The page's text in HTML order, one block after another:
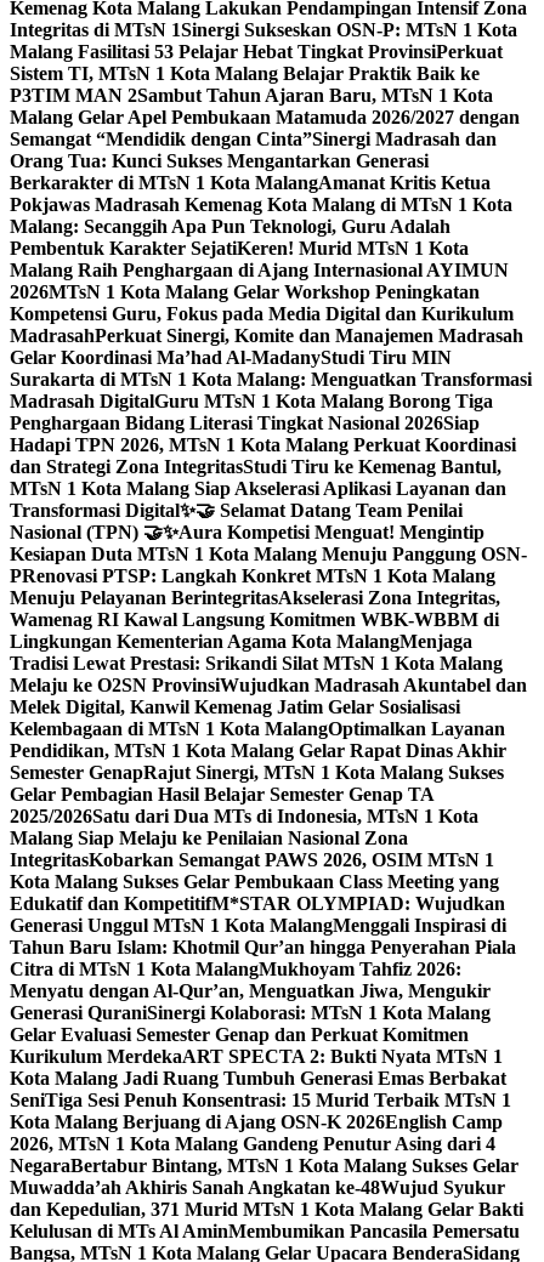
Kemenag Kota Malang Lakukan Pendampingan Intensif Zona
Integritas di MTsN 1Sinergi Sukseskan OSN-P: MTsN 1 Kota
Malang Fasilitasi 53 Pelajar Hebat Tingkat ProvinsiPerkuat
Sistem TI, MTsN 1 Kota Malang Belajar Praktik Baik ke
P3TIM MAN 2Sambut Tahun Ajaran Baru, MTsN 1 Kota
Malang Gelar Apel Pembukaan Matamuda 2026/2027 dengan
Semangat “Mendidik dengan Cinta”Sinergi Madrasah dan
Orang Tua: Kunci Sukses Mengantarkan Generasi
Berkarakter di MTsN 1 Kota MalangAmanat Kritis Ketua
Pokjawas Madrasah Kemenag Kota Malang di MTsN 1 Kota
Malang: Secanggih Apa Pun Teknologi, Guru Adalah
Pembentuk Karakter SejatiKeren! Murid MTsN 1 Kota
Malang Raih Penghargaan di Ajang Internasional AYIMUN
2026MTsN 1 Kota Malang Gelar Workshop Peningkatan
Kompetensi Guru, Fokus pada Media Digital dan Kurikulum
MadrasahPerkuat Sinergi, Komite dan Manajemen Madrasah
Gelar Koordinasi Ma’had Al-MadanyStudi Tiru MIN
Surakarta di MTsN 1 Kota Malang: Menguatkan Transformasi
Madrasah DigitalGuru MTsN 1 Kota Malang Borong Tiga
Penghargaan Bidang Literasi Tingkat Nasional 2026Siap
Hadapi TPN 2026, MTsN 1 Kota Malang Perkuat Koordinasi
dan Strategi Zona IntegritasStudi Tiru ke Kemenag Bantul,
MTsN 1 Kota Malang Siap Akselerasi Aplikasi Layanan dan
Transformasi Digital✨🤝 Selamat Datang Team Penilai
Nasional (TPN) 🤝✨Aura Kompetisi Menguat! Mengintip
Kesiapan Duta MTsN 1 Kota Malang Menuju Panggung OSN-
PRenovasi PTSP: Langkah Konkret MTsN 1 Kota Malang
Menuju Pelayanan BerintegritasAkselerasi Zona Integritas,
Wamenag RI Kawal Langsung Komitmen WBK-WBBM di
Lingkungan Kementerian Agama Kota MalangMenjaga
Tradisi Lewat Prestasi: Srikandi Silat MTsN 1 Kota Malang
Melaju ke O2SN ProvinsiWujudkan Madrasah Akuntabel dan
Melek Digital, Kanwil Kemenag Jatim Gelar Sosialisasi
Kelembagaan di MTsN 1 Kota MalangOptimalkan Layanan
Pendidikan, MTsN 1 Kota Malang Gelar Rapat Dinas Akhir
Semester GenapRajut Sinergi, MTsN 1 Kota Malang Sukses
Gelar Pembagian Hasil Belajar Semester Genap TA
2025/2026Satu dari Dua MTs di Indonesia, MTsN 1 Kota
Malang Siap Melaju ke Penilaian Nasional Zona
IntegritasKobarkan Semangat PAWS 2026, OSIM MTsN 1
Kota Malang Sukses Gelar Pembukaan Class Meeting yang
Edukatif dan KompetitifM*STAR OLYMPIAD: Wujudkan
Generasi Unggul MTsN 1 Kota MalangMenggali Inspirasi di
Tahun Baru Islam: Khotmil Qur’an hingga Penyerahan Piala
Citra di MTsN 1 Kota MalangMukhoyam Tahfiz 2026:
Menyatu dengan Al-Qur’an, Menguatkan Jiwa, Mengukir
Generasi QuraniSinergi Kolaborasi: MTsN 1 Kota Malang
Gelar Evaluasi Semester Genap dan Perkuat Komitmen
Kurikulum MerdekaART SPECTA 2: Bukti Nyata MTsN 1
Kota Malang Jadi Ruang Tumbuh Generasi Emas Berbakat
SeniTiga Sesi Penuh Konsentrasi: 15 Murid Terbaik MTsN 1
Kota Malang Berjuang di Ajang OSN-K 2026English Camp
2026, MTsN 1 Kota Malang Gandeng Penutur Asing dari 4
NegaraBertabur Bintang, MTsN 1 Kota Malang Sukses Gelar
Muwadda’ah Akhiris Sanah Angkatan ke-48Wujud Syukur
dan Kepedulian, 371 Murid MTsN 1 Kota Malang Gelar Bakti
Kelulusan di MTs Al AminMembumikan Pancasila Pemersatu
Bangsa, MTsN 1 Kota Malang Gelar Upacara BenderaSidang